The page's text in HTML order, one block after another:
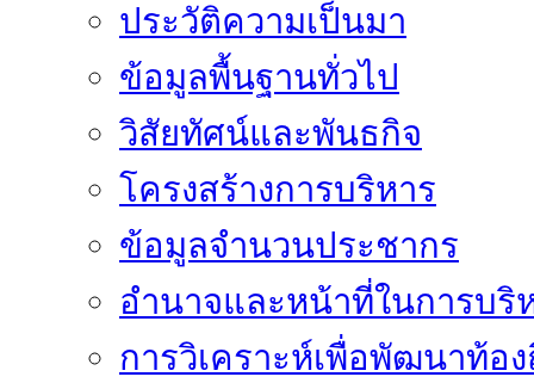
ประวัติความเป็นมา
ข้อมูลพื้นฐานทั่วไป
วิสัยทัศน์และพันธกิจ
โครงสร้างการบริหาร
ข้อมูลจำนวนประชากร
อำนาจและหน้าที่ในการบริ
การวิเคราะห์เพื่อพัฒนาท้อ